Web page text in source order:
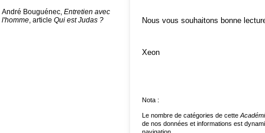
André Bouguénec, Entretien avec
l'homme, article Qui est Judas ? Nous vous souhaitons bonne
Xeon
Nota :
L e nombre de catégories de cette
de nos données et informations est